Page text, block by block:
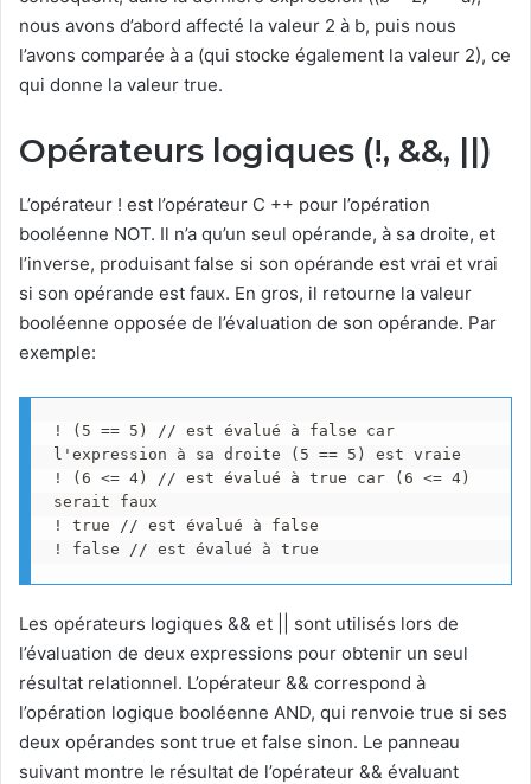
nous avons d’abord affecté la valeur 2 à b, puis nous
l’avons comparée à a (qui stocke également la valeur 2), ce
qui donne la valeur true.
Opérateurs logiques (!, &&, ||)
L’opérateur ! est l’opérateur C ++ pour l’opération
booléenne NOT. Il n’a qu’un seul opérande, à sa droite, et
l’inverse, produisant false si son opérande est vrai et vrai
si son opérande est faux. En gros, il retourne la valeur
booléenne opposée de l’évaluation de son opérande. Par
exemple:
! (5 == 5) // est évalué à false car
l'expression à sa droite (5 == 5) est vraie
! (6 <= 4) // est évalué à true car (6 <= 4)
serait faux
! true // est évalué à false
! false // est évalué à true
Les opérateurs logiques && et || sont utilisés lors de
l’évaluation de deux expressions pour obtenir un seul
résultat relationnel. L’opérateur && correspond à
l’opération logique booléenne AND, qui renvoie true si ses
deux opérandes sont true et false sinon. Le panneau
suivant montre le résultat de l’opérateur && évaluant